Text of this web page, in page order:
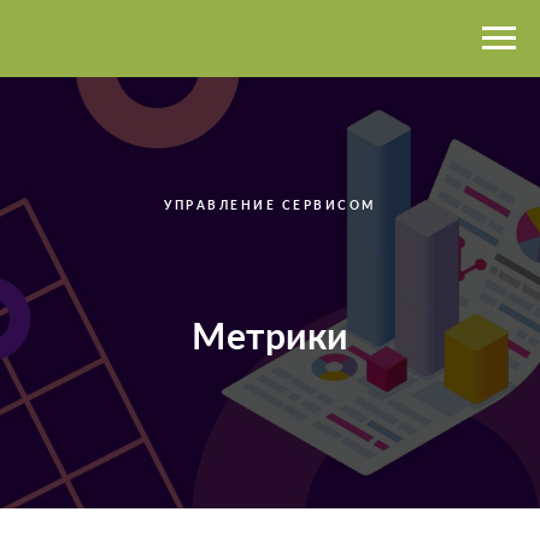
УПРАВЛЕНИЕ СЕРВИСОМ
Метрики